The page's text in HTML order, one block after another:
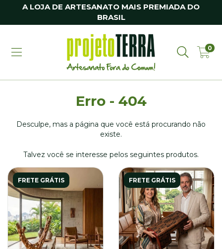
A LOJA DE ARTESANATO MAIS PREMIADA DO
BRASIL
0
Erro - 404
Desculpe, mas a página que você está procurando não
existe.
Talvez você se interesse pelos seguintes produtos.
FRETE GRÁTIS FRETE GRÁTIS